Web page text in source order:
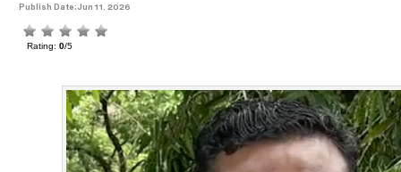
Publish Date:Jun 11, 2026